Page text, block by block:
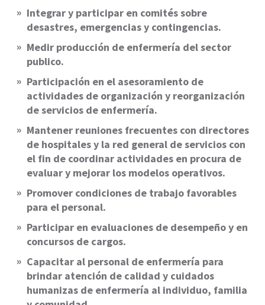
Integrar y participar en comités sobre
desastres, emergencias y contingencias.
Medir producción de enfermería del sector
publico.
Participación en el asesoramiento de
actividades de organización y reorganización
de servicios de enfermería.
Mantener reuniones frecuentes con directores
de hospitales y la red general de servicios con
el fin de coordinar actividades en procura de
evaluar y mejorar los modelos operativos.
Promover condiciones de trabajo favorables
para el personal.
Participar en evaluaciones de desempeño y en
concursos de cargos.
Capacitar al personal de enfermería para
brindar atención de calidad y cuidados
humanizas de enfermería al individuo, familia